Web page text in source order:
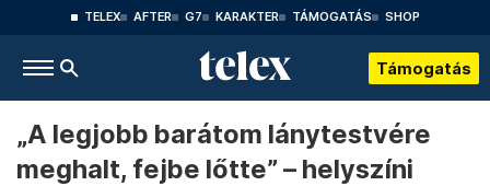
TELEX AFTER G7 KARAKTER TÁMOGATÁS SHOP
Támogatás
„A legjobb barátom lánytestvére
meghalt, fejbe lőtte” – helyszíni